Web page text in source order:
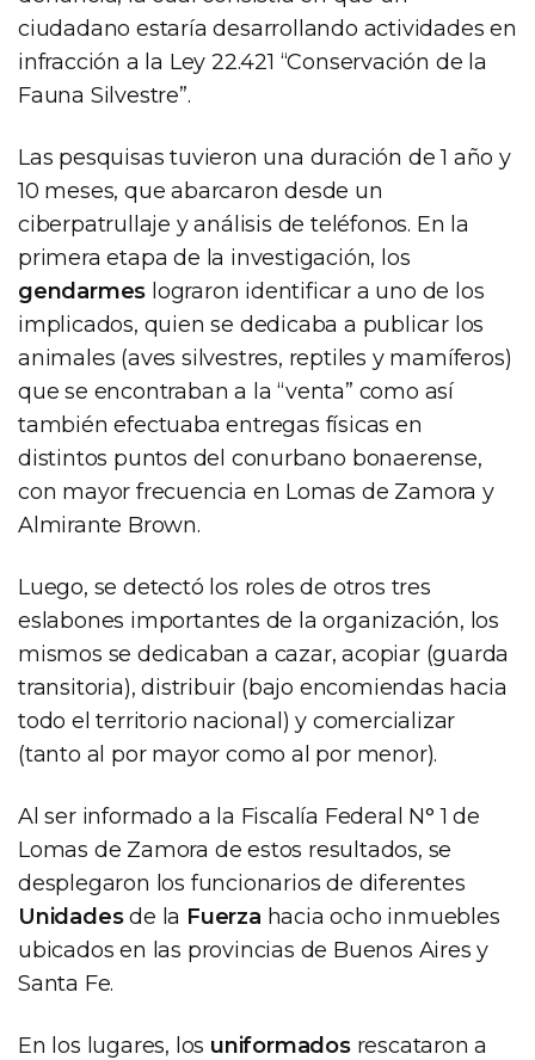
ciudadano estaría desarrollando actividades en
infracción a la Ley 22.421 “Conservación de la
Fauna Silvestre”.
Las pesquisas tuvieron una duración de 1 año y
10 meses, que abarcaron desde un
ciberpatrullaje y análisis de teléfonos. En la
primera etapa de la investigación, los
gendarmes lograron identificar a uno de los
implicados, quien se dedicaba a publicar los
animales (aves silvestres, reptiles y mamíferos)
que se encontraban a la “venta” como así
también efectuaba entregas físicas en
distintos puntos del conurbano bonaerense,
con mayor frecuencia en Lomas de Zamora y
Almirante Brown.
Luego, se detectó los roles de otros tres
eslabones importantes de la organización, los
mismos se dedicaban a cazar, acopiar (guarda
transitoria), distribuir (bajo encomiendas hacia
todo el territorio nacional) y comercializar
(tanto al por mayor como al por menor).
Al ser informado a la Fiscalía Federal N° 1 de
Lomas de Zamora de estos resultados, se
desplegaron los funcionarios de diferentes
Unidadesde la Fuerza hacia ocho inmuebles
ubicados en las provincias de Buenos Aires y
Santa Fe.
En los lugares, los uniformadosrescataron a